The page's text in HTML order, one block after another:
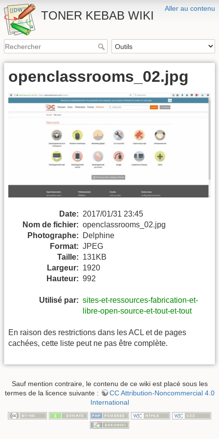
Aller au contenu
TONER KEBAB WIKI
openclassrooms_02.jpg
Date: 2017/01/31 23:45
Nom de fichier: openclassrooms_02.jpg
Photographe:
Delphine
Format: JPEG
Taille: 131KB
Largeur: 1920
Hauteur: 992
Utilisé par: sites-et-ressources-fabrication-et-
libre-open-source-et-tout-et-tout
En raison des restrictions dans les ACL et de pages
cachées, cette liste peut ne pas être complète.
Sauf mention contraire, le contenu de ce wiki est placé sous les
termes de la licence suivante :
CC Attribution-Noncommercial 4.0
International